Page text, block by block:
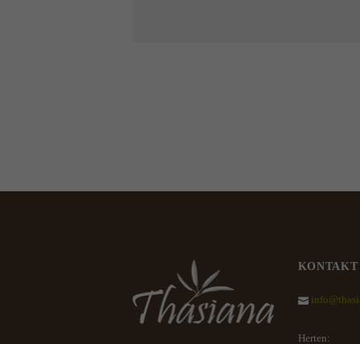
KONTAKT
Herten: